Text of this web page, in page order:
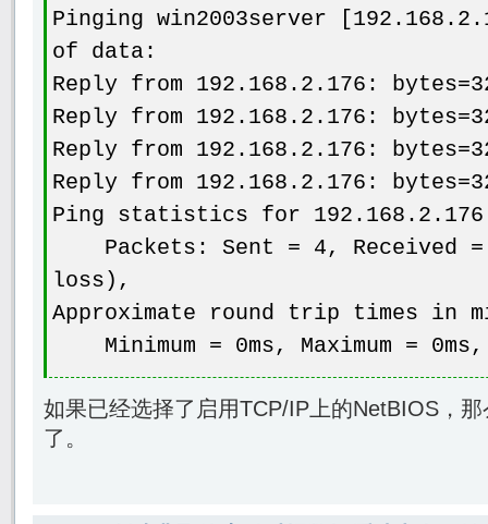
Pinging win2003server
of data:
Reply from 192.168.2.176:
Reply from 192.168.2.176:
Reply from 192.168.2.176:
Reply from 192.168.2.176:
Ping statistics for
Packets: Sent = 4, Received =
loss),
Approximate round trip times in
Minimum = 0ms, Maximum = 0ms,
如果已经选择了启用TCP/IP上的NetBIOS，
了。